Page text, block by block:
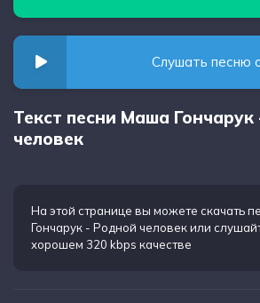
Слушать песню
Текст песни Маша
человек
На этой странице вы можете скачать
Гончарук - Родной человекили
хорошем 320 kbps качестве